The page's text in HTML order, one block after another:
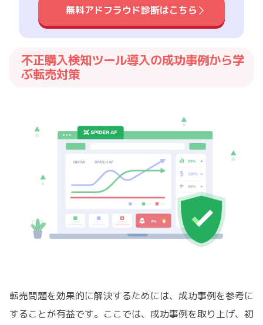
無料アドフラウド診断はこちら
不正購入検知ツール導入の成功事例から学
ぶ転売対策
転売問題を効果的に解決するためには、成功事例を参考に
することが有益です。ここでは、成功事例を取り上げ、初